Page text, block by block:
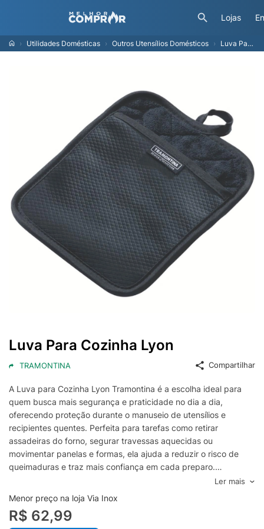
Lojas
Utilidades Domésticas Outros Utensílios Domésticos Luva Para Cozinha Lyon
Luva Para Cozinha Lyon
TRAMONTINA Compartilhar
A Luva para Cozinha Lyon Tramontina é a escolha ideal para
quem busca mais segurança e praticidade no dia a dia,
oferecendo proteção durante o manuseio de utensílios e
recipientes quentes. Perfeita para tarefas como retirar
assadeiras do forno, segurar travessas aquecidas ou
movimentar panelas e formas, ela ajuda a reduzir o risco de
queimaduras e traz mais confiança em cada preparo.
Com design pensado para o uso frequente, a Luva Lyon
Tramontina proporciona boa pegada e conforto nas mãos,
facilitando o controle ao transportar itens quentes com mais
estabilidade. É um acessório funcional tanto para cozinhas
Ler mais
Menor preço na loja Via Inox
R$ 62,99